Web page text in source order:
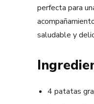
perfecta para
saludable y
4 patatas